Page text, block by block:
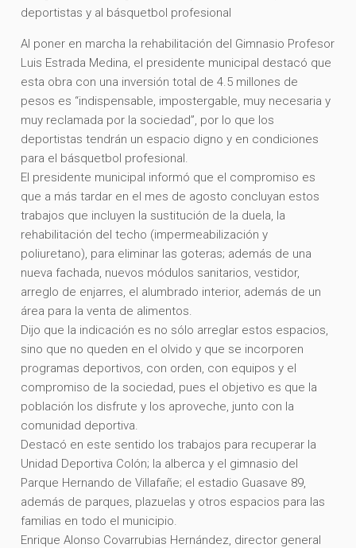
deportistas y al básquetbol profesional
Al poner en marcha la rehabilitación del Gimnasio Profesor
Luis Estrada Medina, el presidente municipal destacó que
esta obra con una inversión total de 4.5 millones de
pesos es “indispensable, impostergable, muy necesaria y
muy reclamada por la sociedad”, por lo que los
deportistas tendrán un espacio digno y en condiciones
para el básquetbol profesional.
El presidente municipal informó que el compromiso es
que a más tardar en el mes de agosto concluyan estos
trabajos que incluyen la sustitución de la duela, la
rehabilitación del techo (impermeabilización y
poliuretano), para eliminar las goteras; además de una
nueva fachada, nuevos módulos sanitarios, vestidor,
arreglo de enjarres, el alumbrado interior, además de un
área para la venta de alimentos.
Dijo que la indicación es no sólo arreglar estos espacios,
sino que no queden en el olvido y que se incorporen
programas deportivos, con orden, con equipos y el
compromiso de la sociedad, pues el objetivo es que la
población los disfrute y los aproveche, junto con la
comunidad deportiva.
Destacó en este sentido los trabajos para recuperar la
Unidad Deportiva Colón; la alberca y el gimnasio del
Parque Hernando de Villafañe; el estadio Guasave 89,
además de parques, plazuelas y otros espacios para las
familias en todo el municipio.
Enrique Alonso Covarrubias Hernández, director general